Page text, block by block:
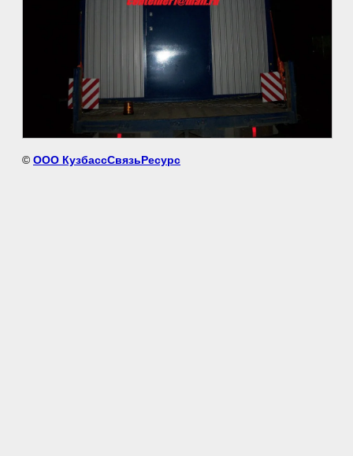
© ООО КузбассСвязьРесурс